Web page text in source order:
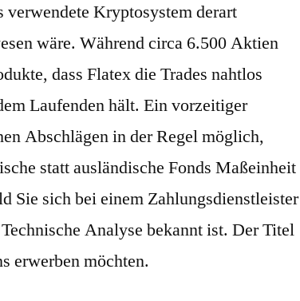
verwendete Kryptosystem derart
wäre. Während circa 6.500 Aktien
dass Flatex die Trades nahtlos
Laufenden hält. Ein vorzeitiger
Abschlägen in der Regel möglich,
statt ausländische Fonds Maßeinheit
Sie sich bei einem Zahlungsdienstleister
Analyse bekannt ist. Der Titel
erwerben möchten.